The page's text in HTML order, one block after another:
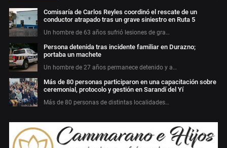
Comisaría de Carlos Reyles coordinó el rescate de un
conductor atrapado tras un grave siniestro en Ruta 5
Un hombre de 63 años sufrió lesiones de gra…
Persona detenida tras incidente familiar en Durazno;
portaba un machete
Un hombre de 27 años permanece detenido y a…
Más de 80 personas participaron en una capacitación sobre
ceremonial, protocolo y gestión en Sarandí del Yí
Más de 80 personas de distintas localidades…